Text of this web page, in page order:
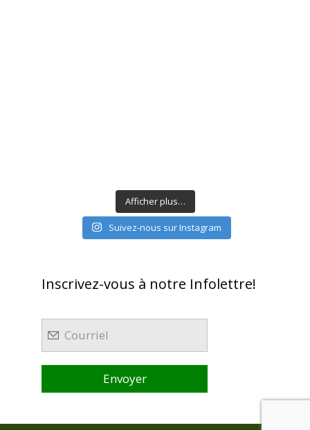
Afficher plus…
Suivez-nous sur Instagram
Inscrivez-vous à notre Infolettre!